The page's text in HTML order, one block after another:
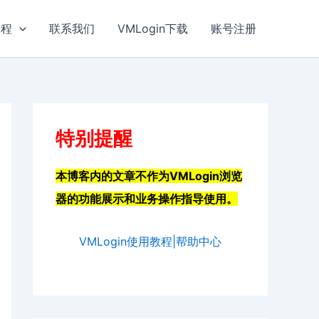
联系我们 VMLogin下载 账号注册
特别提醒
本博客内的文章不作为VMLogin浏览
器的功能展示和业务操作指导使用。
VMLogin使用教程|帮助中心